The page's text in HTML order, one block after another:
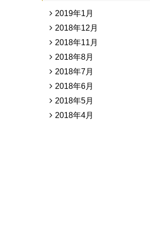
2019年1月
2018年12月
2018年11月
2018年8月
2018年7月
2018年6月
2018年5月
2018年4月